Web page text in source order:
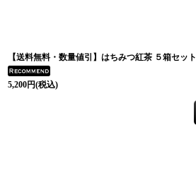
【送料無料・数量値引】はちみつ紅茶 ５箱セット
5,200円(税込)